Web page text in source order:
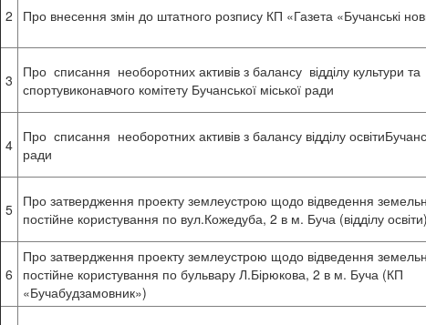
2 Про внесення змін до штатного розпису КП «Газета «Бучанські
3
Про списання необоротних активів з балансу відділу культури та
спортувиконавчого комітету Бучанської міської ради
4 Про списання необоротних активів з балансу відділу
ради
5 Про затвердження проекту землеустрою щодо відведення
постійне користування по вул.Кожедуба, 2 в м. Буча (відділу освіти)
6
Про затвердження проекту землеустрою щодо відведення
постійне користування по бульвару Л.Бірюкова, 2 в м. Буча (КП
«Бучабудзамовник»)